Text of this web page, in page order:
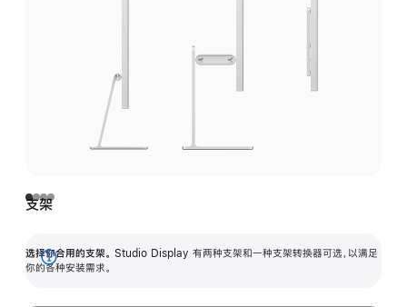
支架
选择你合用的支架。 Studio Display 有两种支架和一种支架转换器可选，以满足
你的各种安装需求。
展